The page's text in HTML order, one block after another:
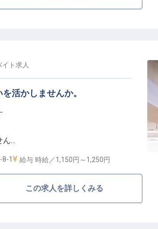
ト求人
活かしませんか。
ん
ただけるよう、日々の安心と快適を
通じて、お客様が気づかない場所に
1 給与 時給／1,150円～ 1,250円
この求人を詳しくみる